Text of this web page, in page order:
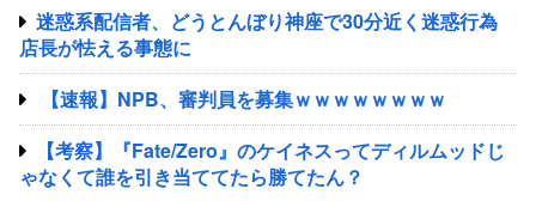
迷惑系配信者、どうとんぼり神座で30分近く迷惑行為
店長が怯える事態に
【速報】NPB、審判員を募集ｗｗｗｗｗｗｗｗ
【考察】『Fate/Zero』のケイネスってディルムッドじ
ゃなくて誰を引き当ててたら勝てたん？